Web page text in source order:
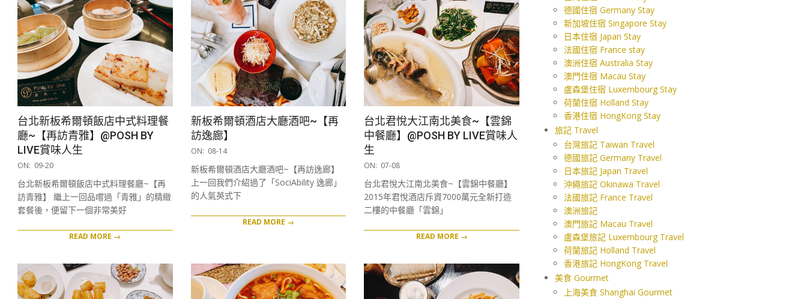
台北新板希爾頓飯店中式料理餐
廳~【再訪青雅】@POSH BY
LIVE賞味人生
2020-
20
ON: 09-20
台北新板希爾頓飯店中式料理餐廳~【再
訪青雅】 繼上一回品嚐過「青雅」的精緻
套餐後，便留下一個非常美好
READ MORE →
新板希爾頓酒店大廳酒吧~【再
訪逸廊】
2020-
14
ON: 08-14
新板希爾頓酒店大廳酒吧~【再訪逸廊】
上一回我們介紹過了「SociAbility 逸廊」
的人氣英式下
READ MORE →
台北君悅大江南北美食~【雲錦
中餐廳】@POSH BY LIVE賞味人
生
2020-
08
ON: 07-08
台北君悅大江南北美食~【雲錦中餐廳】
2015年君悅酒店斥資7000萬元全新打造
二樓的中餐廳「雲錦」
READ MORE →
德國住宿 Germany Stay
新加坡住宿 Singapore Stay
日本住宿 Japan Stay
法國住宿 France stay
澳洲住宿 Australia Stay
澳門住宿 Macau Stay
盧森堡住宿 Luxembourg Stay
荷蘭住宿 Holland Stay
香港住宿 HongKong Stay
旅記 Travel
台灣旅記 Taiwan Travel
德國旅記 Germany Travel
日本旅記 Japan Travel
沖繩旅記 Okinawa Travel
法國旅記 France Travel
澳洲旅記
澳門旅記 Macau Travel
盧森堡旅記 Luxembourg Travel
荷蘭旅記 Holland Travel
香港旅記 HongKong Travel
美食 Gourmet
上海美食 Shanghai Gourmet